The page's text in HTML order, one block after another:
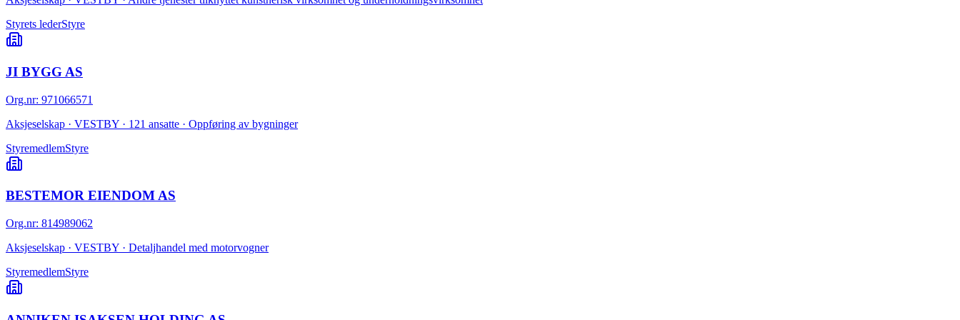
Styrets lederStyre
JI BYGG AS
Org.nr: 971066571
Aksjeselskap · VESTBY · 121 ansatte · Oppføring av bygninger
StyremedlemStyre
BESTEMOR EIENDOM AS
Org.nr: 814989062
Aksjeselskap · VESTBY · Detaljhandel med motorvogner
StyremedlemStyre